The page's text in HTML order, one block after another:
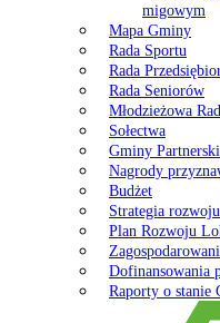
migowym
Mapa Gminy
Rada Sportu
Rada
Rada Seniorów
Młodzieżowa
Sołectwa
Gminy
Nagrody
Budżet
Strategia
Plan Rozwoju
Dofinansowania
Raporty o stanie